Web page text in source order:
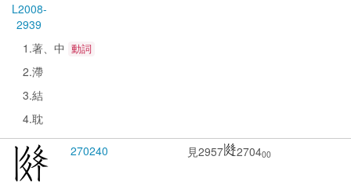
L2008-
2939
1.著、中 動詞
2.滯
3.結
4.耽
270240 見2957 270400